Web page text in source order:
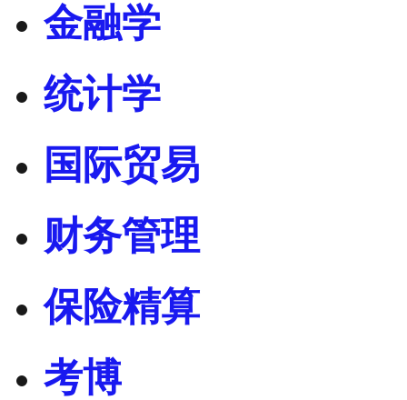
金融学
统计学
国际贸易
财务管理
保险精算
考博